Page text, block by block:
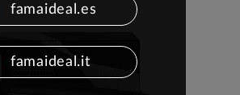
famaideal.es
famaideal.it